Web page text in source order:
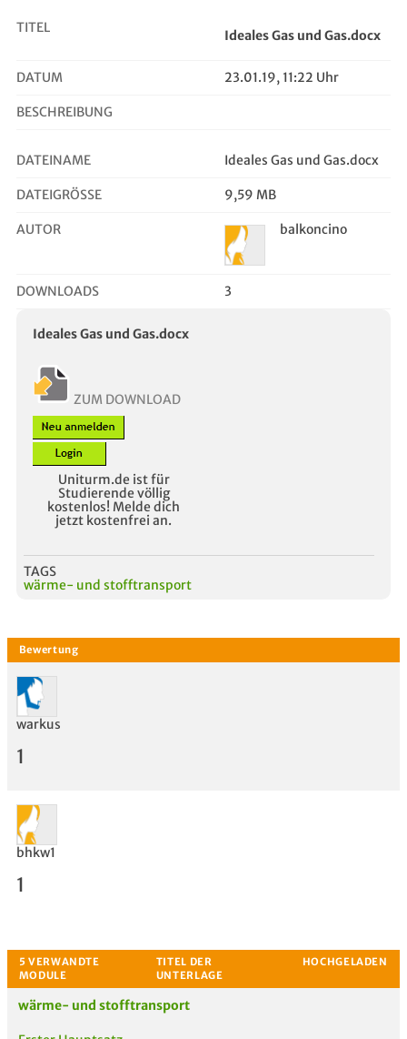
TITEL Ideales Gas und Gas.docx
DATUM 23.01.19, 11:22 Uhr
BESCHREIBUNG
DATEINAME Ideales Gas und Gas.docx
DATEIGRÖSSE 9,59 MB
AUTOR balkoncino
DOWNLOADS 3
Ideales Gas und Gas.docx
ZUM DOWNLOAD
Uniturm.de ist für
Studierende völlig
kostenlos! Melde dich
jetzt kostenfrei an.
TAGS
wärme- und stofftransport
Bewertung
warkus
1
bhkw1
1
wärme- und stofftransport